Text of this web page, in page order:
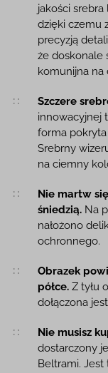
jakości srebra
dzięki czemu
precyzją
że doskonale
komunijna na
Szczere
innowacyjnej
forma
Srebrny
na ciemny
Nie martw
śniedzią.Na
nałożono
ochronnego.
Obrazek
półce.Z tyłu
dołączona
Nie musisz
dostarczony
Beltrami.